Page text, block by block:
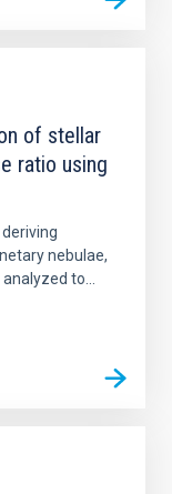
of stellar
ratio using
nebulae,
to...